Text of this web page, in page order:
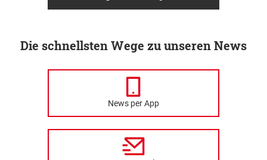
Die schnellsten Wege zu unseren News
News per App